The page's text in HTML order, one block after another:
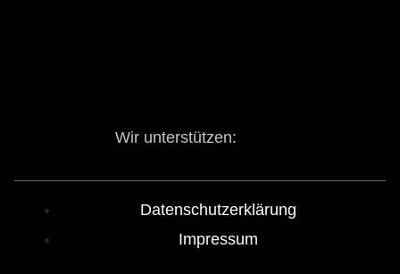
Wir unterstützen:
Datenschutzerklärung
Impressum